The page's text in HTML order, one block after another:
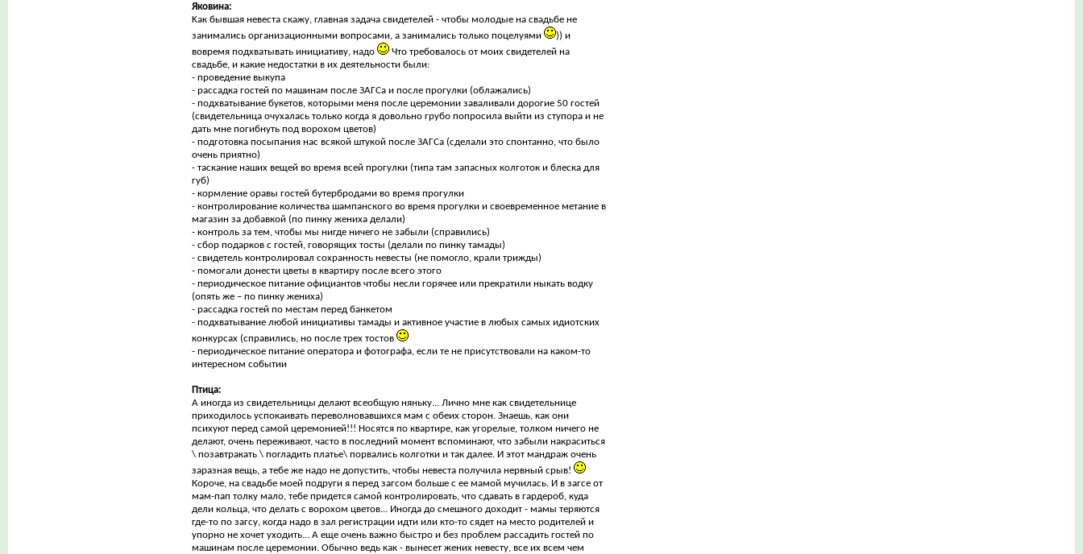
Яковина:
Kак бывшая невеста скажу, главная задача свидетелей - чтобы молодые на свадьбе не
занимались организационными вопросами, а занимались только поцелуями
)) и
вовремя подхватывать инициативу, надо
Что требовалось от моих свидетелей на
свадьбе, и какие недостатки в их деятельности были:
- проведение выкупа
- рассадка гостей по машинам после ЗАГСа и после прогулки (облажались)
- подхватывание букетов, которыми меня после церемонии заваливали дорогие 50 гостей
(свидетельница очухалась только когда я довольно грубо попросила выйти из ступора и не
дать мне погибнуть под ворохом цветов)
- подготовка посыпания нас всякой штукой после ЗАГСа (сделали это спонтанно, что было
очень приятно)
- таскание наших вещей во время всей прогулки (типа там запасных колготок и блеска для
губ)
- кормление оравы гостей бутербродами во время прогулки
- контролирование количества шампанского во время прогулки и своевременное метание в
магазин за добавкой (по пинку жениха делали)
- контроль за тем, чтобы мы нигде ничего не забыли (справились)
- сбор подарков с гостей, говорящих тосты (делали по пинку тамады)
- свидетель контролировал сохранность невесты (не помогло, крали трижды)
- помогали донести цветы в квартиру после всего этого
- периодическое питание официантов чтобы несли горячее или прекратили ныкать водку
(опять же – по пинку жениха)
- рассадка гостей по местам перед банкетом
- подхватывание любой инициативы тамады и активное участие в любых самых идиотских
конкурсах (справились, но после трех тостов
- периодическое питание оператора и фотографа, если те не присутствовали на каком-то
интересном событии
Птица:
A иногда из свидетельницы делают всеобщую няньку... Лично мне как свидетельнице
приходилось успокаивать переволновавшихся мам с обеих сторон. Знаешь, как они
психуют перед самой церемонией!!! Носятся по квартире, как угорелые, толком ничего не
делают, очень переживают, часто в последний момент вспоминают, что забыли накраситься
\ позавтракать \ погладить платье\ порвались колготки и так далее. И этот мандраж очень
заразная вещь, а тебе же надо не допустить, чтобы невеста получила нервный срыв!
Короче, на свадьбе моей подруги я перед загсом больше с ее мамой мучилась. И в загсе от
мам-пап толку мало, тебе придется самой контролировать, что сдавать в гардероб, куда
дели кольца, что делать с ворохом цветов... Иногда до смешного доходит - мамы теряются
где-то по загсу, когда надо в зал регистрации идти или кто-то сядет на место родителей и
упорно не хочет уходить... А еще очень важно быстро и без проблем рассадить гостей по
машинам после церемонии. Обычно ведь как - вынесет жених невесту, все их всем чем